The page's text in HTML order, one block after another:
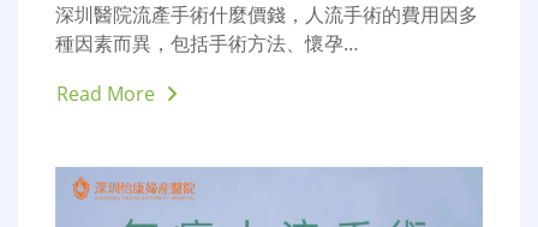
深圳醫院流產手術什麼價錢，人流手術的費用因多
種因素而異，包括手術方法、懷孕…
Read More